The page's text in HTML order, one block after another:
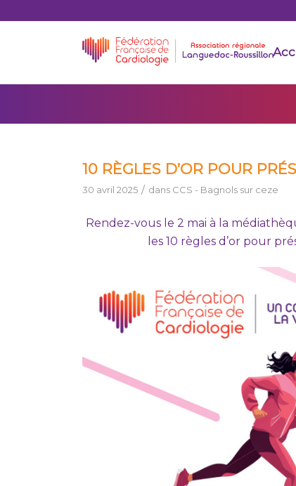
10 RÈGLES D’OR POUR
30 avril 2025 / dans CCS - Bagnols sur ceze
Rendez-vous le 2 mai à la
les 10 règles d’or pour